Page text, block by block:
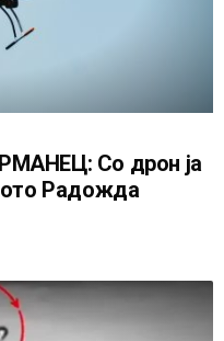
Со дрон ја
Радожда